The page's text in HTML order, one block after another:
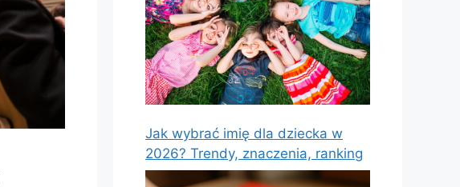
Jak wybrać imię dla dziecka w
2026? Trendy, znaczenia, ranking